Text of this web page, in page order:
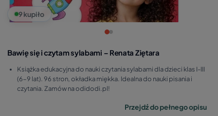
9 kupiło
Bawię się i czytam sylabami – Renata Ziętara
Książka edukacyjna do nauki czytania sylabami dla dzieci klas I-III
(6-9 lat). 96 stron, okładka miękka. Idealna do nauki pisania i
czytania. Zamów na odidodi.pl!
Przejdź do pełnego opisu